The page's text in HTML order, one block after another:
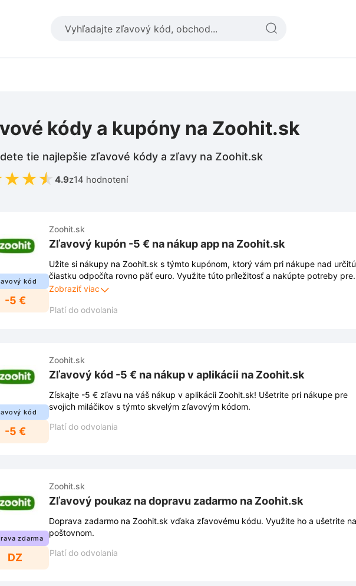
kódy a kupóny na Zoohit.sk
tie najlepšie zľavové kódy a zľavy na Zoohit.sk
★★★ 4.9z14 hodnotení
kód
-5 €
Zoohit.sk
Zľavový kupón -5 € na nákup app na Zoohit.sk
Užite si nákupy na Zoohit.sk s týmto kupónom, ktorý vám pri nákupe nad určitú
čiastku odpočíta rovno päť euro. Využite túto príležitosť a nakúpte potreby pre
svojich miláčikov ešte výhodnejšie.
Zobraziť viac
Platí do odvolania
kód
-5 €
Zoohit.sk
Zľavový kód -5 € na nákup v aplikácii na Zoohit.sk
Získajte -5 € zľavu na váš nákup v aplikácii Zoohit.sk! Ušetrite pri nákupe pre
svojich miláčikov s týmto skvelým zľavovým kódom.
Platí do odvolania
zdarma
DZ
Zoohit.sk
Zľavový poukaz na dopravu zadarmo na Zoohit.sk
Doprava zadarmo na Zoohit.sk vďaka zľavovému kódu. Využite ho a ušetrite na
poštovnom.
Platí do odvolania